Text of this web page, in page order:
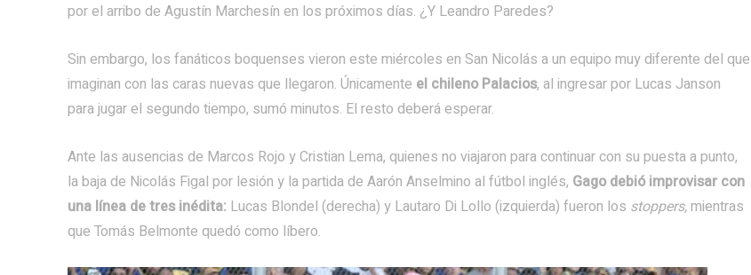
por el arribo de Agustín Marchesín en los próximos días. ¿Y Leandro Paredes?
Sin embargo, los fanáticos boquenses vieron este miércoles en San Nicolás a un equipo muy diferente del que
imaginan con las caras nuevas que llegaron. Únicamente el chileno Palacios, al ingresar por Lucas Janson
para jugar el segundo tiempo, sumó minutos. El resto deberá esperar.
Ante las ausencias de Marcos Rojo y Cristian Lema, quienes no viajaron para continuar con su puesta a punto,
la baja de Nicolás Figal por lesión y la partida de Aarón Anselmino al fútbol inglés, Gago debió improvisar con
una línea de tres inédita: Lucas Blondel (derecha) y Lautaro Di Lollo (izquierda) fueron los stoppers,mientras
que Tomás Belmonte quedó como líbero.